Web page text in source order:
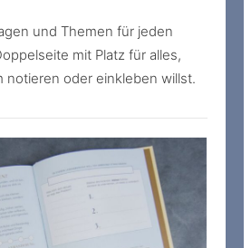
und Themen für jeden
mit Platz für alles,
notieren oder einkleben willst.